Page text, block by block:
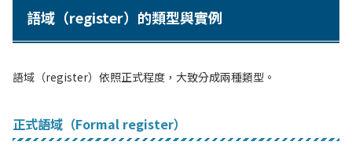
語域（register）的類型與實例
語域（register）依照正式程度，大致分成兩種類型。
正式語域（Formal register）